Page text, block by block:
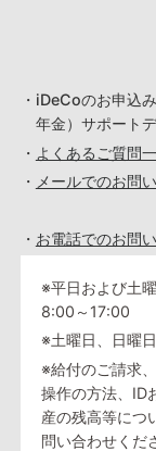
・iDeCoのお申込
年金）サポート
・ よくあるご質問
・ メールでのお問
・ お電話でのお問
※平日および土
8:00～17:00
※土曜日、日曜
※給付のご請求
操作の方法、ID
産の残高等につ
問い合わせくだ